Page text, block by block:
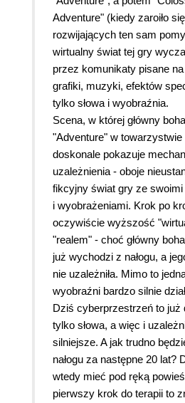
Adventure" (kiedy zaroiło
rozwijających ten sam
wirtualny świat tej gry
przez komunikaty pisane
grafiki, muzyki, efektów
tylko słowa i wyobraźnia.
Scena, w której główny
"Adventure" w towarzystwie
doskonale pokazuje
uzależnienia - oboje
fikcyjny świat gry ze
i wyobrażeniami. Krok po
oczywiście wyższość
"realem" - choć główny
już wychodzi z nałogu, a
nie uzależniła. Mimo to
wyobraźni bardzo silnie
Dziś cyberprzestrzeń to już
tylko słowa, a więc i
silniejsze. A jak trudno
nałogu za następne 20 lat?
wtedy mieć pod ręką
pierwszy krok do terapii to